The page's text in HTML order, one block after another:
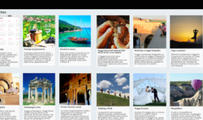
e non memorizza in alcun modo le tue informazioni